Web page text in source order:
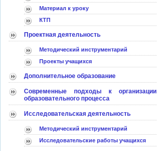
Материал к уроку
КТП
Проектная деятельность
Методический инструментарий
Проекты учащихся
Дополнительное образование
Современные подходы к организации
образовательного процесса
Исследовательская деятельность
Методический инструментарий
Исследовательские работы учащихся